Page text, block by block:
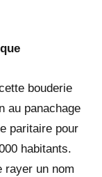
bouderie
au panachage
paritaire pour
habitants.
rayer un nom